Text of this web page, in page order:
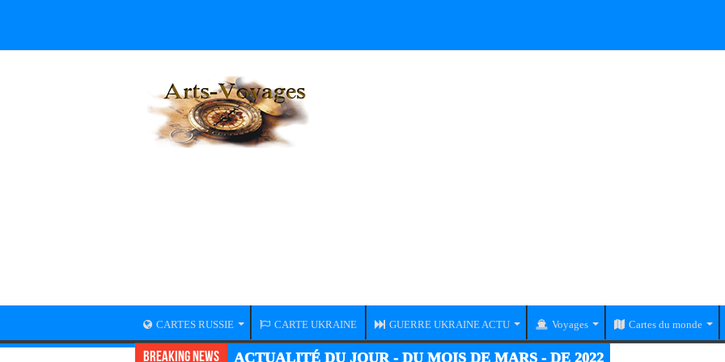
CARTES RUSSIE CARTE UKRAINE GUERRE UKRAINE ACTU Voyages Cartes du monde
Breaking News ACTUALITÉ DU JOUR - DU MOIS DE MARS - DE 2022